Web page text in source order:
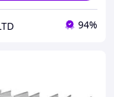
94%